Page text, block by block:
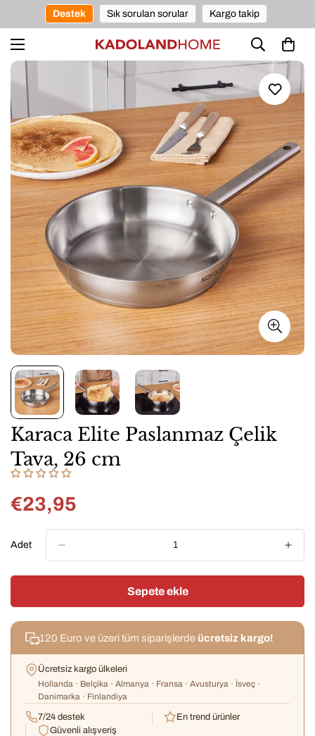
Destek Sık sorulan sorular Kargo takip
Karaca Elite Paslanmaz Çelik
Tava, 26 cm
Normal
€23,95
Adet
Sepete ekle
120 Euro ve üzeri tüm siparişlerde ücretsiz kargo!
Ücretsiz kargo ülkeleri
Hollanda · Belçika · Almanya · Fransa · Avusturya · İsveç ·
Danimarka · Finlandiya
7/24 destek
En trend ürünler
Güvenli alışveriş